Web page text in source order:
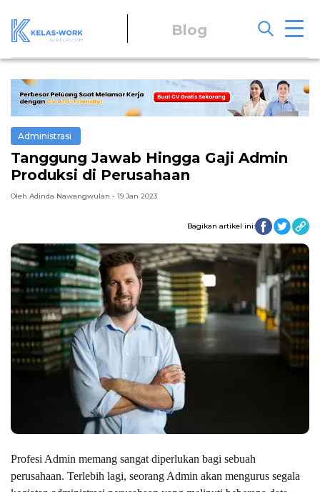
Blog
Administrasi
Tanggung Jawab Hingga Gaji Admin
Produksi di Perusahaan
Oleh Adinda Nawangwulan - 19 Jan 2023
Bagikan artikel ini:
Profesi Admin memang sangat diperlukan bagi sebuah
perusahaan. Terlebih lagi, seorang Admin akan mengurus segala